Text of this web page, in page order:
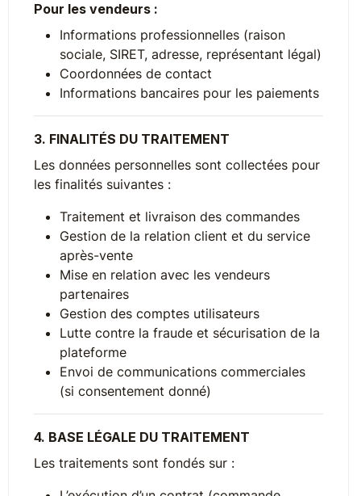
Pour les vendeurs :
Informations professionnelles (raison
sociale, SIRET, adresse, représentant légal)
Coordonnées de contact
Informations bancaires pour les paiements
3. FINALITÉS DU TRAITEMENT
Les données personnelles sont collectées pour
les finalités suivantes :
Traitement et livraison des commandes
Gestion de la relation client et du service
après-vente
Mise en relation avec les vendeurs
partenaires
Gestion des comptes utilisateurs
Lutte contre la fraude et sécurisation de la
plateforme
Envoi de communications commerciales
(si consentement donné)
4. BASE LÉGALE DU TRAITEMENT
Les traitements sont fondés sur :